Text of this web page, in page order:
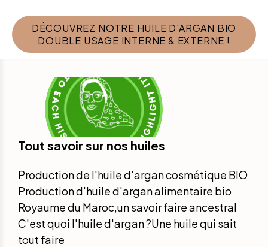
DÉCOUVREZ NOTRE HUILE D'ARGAN BIO
DOUBLE USAGE INTERNE & EXTERNE !
Tout savoir sur nos huiles
Production de l'huile d'argan cosmétique BIO
Production d'huile d'argan alimentaire bio
Royaume du Maroc,un savoir faire ancestral
C'est quoi l'huile d'argan ?Une huile qui sait
tout faire